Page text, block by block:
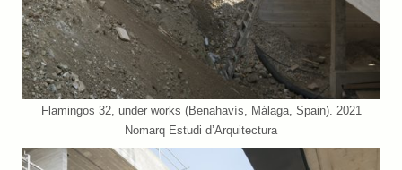
Flamingos 32, under works (Benahavís, Málaga, Spain). 2021
Nomarq Estudi d’Arquitectura